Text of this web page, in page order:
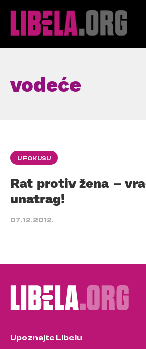
vodeće
U FOKUSU
Rat protiv žena –
unatrag!
07.12.2012.
Upoznajte Libelu